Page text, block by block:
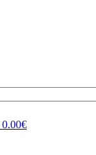
0.00€